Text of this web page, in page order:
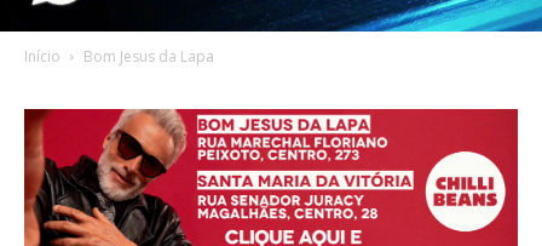
Início Bom Jesus da Lapa